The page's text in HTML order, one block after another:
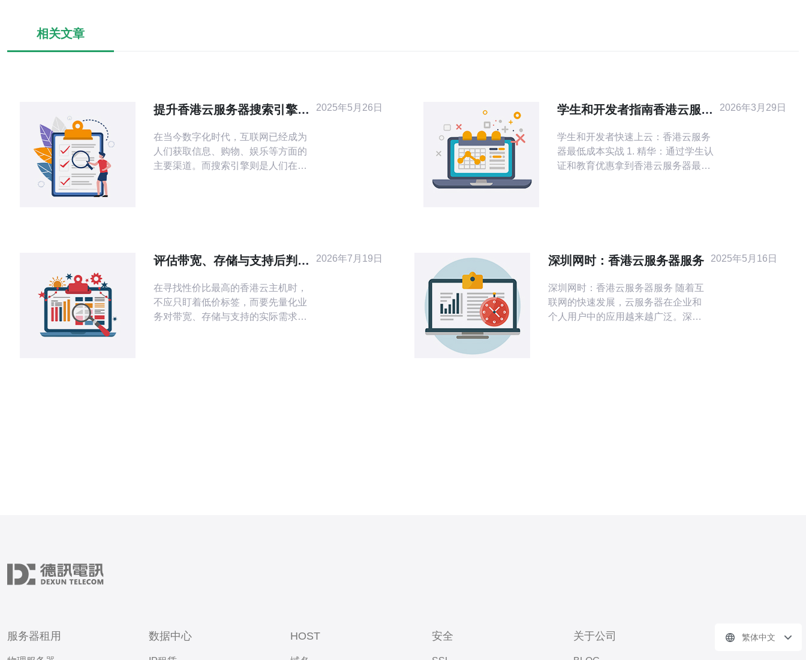
相关文章
提升香港云服务器搜索引擎优
在当今数字化时代，互联网已经成为
人们获取信息、购物、娱乐等方面的
主要渠道。而搜索引擎则是人们在互
容和结构，提高网站在搜索引擎中的
排名，从而增加网站流量和曝光度的
技术。在香港云服
2025年5月26日
学生和开发者指南香港云服务
学生和开发者快速上云：香港云服务
器最低成本实战 1. 精华：通过学生认
证和教育优惠拿到香港云服务器最低
由具有多年云端运维与成本控制经验
的作者撰写，严格遵循谷歌的EEA
2026年3月29日
评估带宽、存储与支持后判断
在寻找性价比最高的香港云主机时，
不应只盯着低价标签，而要先量化业
务对带宽、存储与支持的实际需求，
2026年7月19日 深圳网时：香港云服务器服务
深圳网时：香港云服务器服务 随着互
联网的快速发展，云服务器在企业和
个人用户中的应用越来越广泛。深圳
2025年5月16日
服务器租用 数据中心 HOST 安全 关于公司 繁体中文